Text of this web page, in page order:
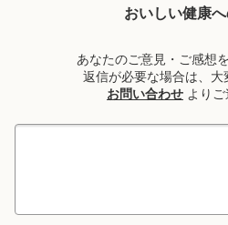
おいしい健康
あなたのご意見・ご感想
返信が必要な場合は、
お問い合わせ より